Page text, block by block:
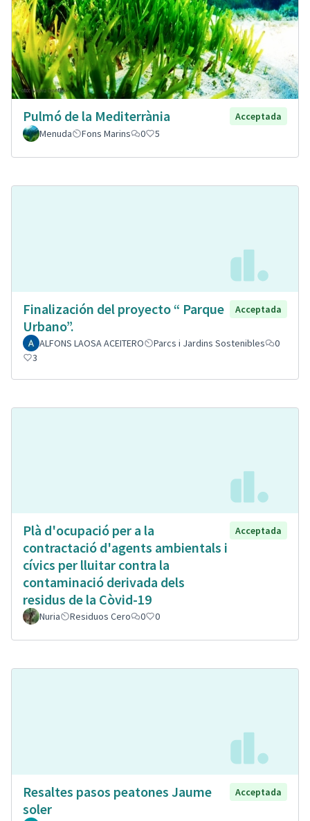
Pulmó de la Mediterrània
Acceptada
Menuda
Fons Marins 0 5
Finalización del proyecto “ Parque
Urbano”.
Acceptada
ALFONS LAOSA ACEITERO Parcs i Jardins Sostenibles
0
3
Plà d'ocupació per a la
contractació d'agents ambientals i
cívics per lluitar contra la
contaminació derivada dels
residus de la Còvid-19
Acceptada
Nuria Residuos Cero 0 0
Resaltes pasos peatones Jaume
soler
Acceptada